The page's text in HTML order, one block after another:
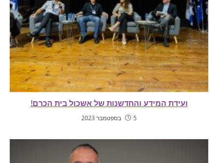
ועידת המידע והחדשנות של אשכול בית הכרם!
5 בספטמבר 2023